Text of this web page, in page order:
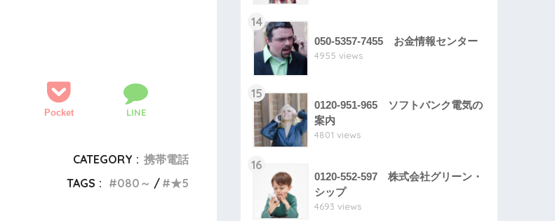
Pocket LINE
CATEGORY : 携帯電話
TAGS :
080～ ★5
14
050-5357-7455 お金情報センター
4955 views
15
0120-951-965 ソフトバンク電気の
案内
4801 views
16
0120-552-597 株式会社グリーン・
シップ
4693 views